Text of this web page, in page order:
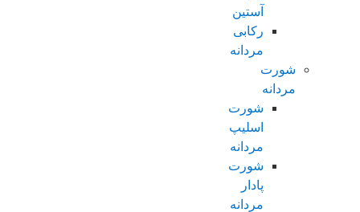
آستین
رکابی
مردانه
شورت
مردانه
شورت
اسلیپ
مردانه
شورت
پادار
مردانه